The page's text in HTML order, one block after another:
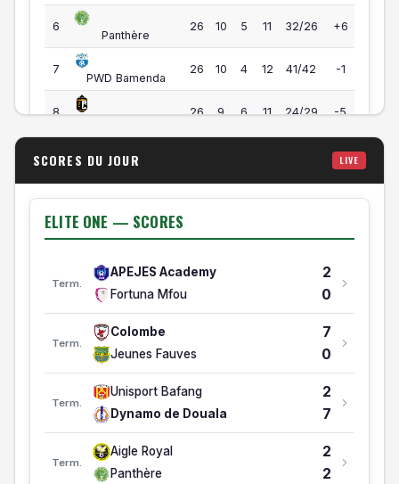
6
Panthère
26 10 5 11 32/26 +6
7
PWD Bamenda
26 10 4 12 41/42 -1
8 26 9 6 11 24/29 -5 33
9
Victoria United
-9 33
10 26 7 10 9 36/38 -2
Elite One — Classement
ÉQUIPE MJ V DB
APEJES Academy
2
Fortuna Mfou
1 -2 0
SCORES DU JOUR LIVE
ELITE ONE — SCORES
Term.
APEJES Academy 2
Fortuna Mfou 0
Term.
Colombe 7
Jeunes Fauves 0
Term.
Unisport Bafang 2
Dynamo de Douala 7
Term.
Aigle Royal 2
Panthère 2